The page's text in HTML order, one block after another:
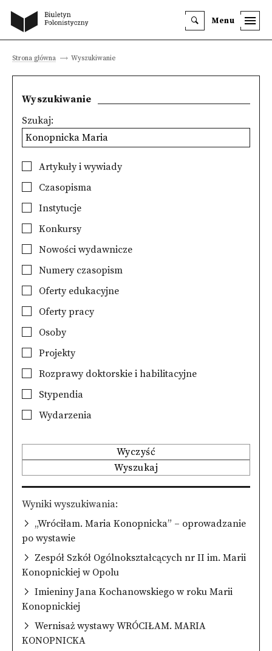
Menu
Strona główna Wyszukiwanie
Wyszukiwanie
Szukaj:
Artykuły i wywiady
Czasopisma
Instytucje
Konkursy
Nowości wydawnicze
Numery czasopism
Oferty edukacyjne
Oferty pracy
Osoby
Projekty
Rozprawy doktorskie i habilitacyjne
Stypendia
Wydarzenia
Wyczyść
Wyszukaj
Wyniki wyszukiwania
„Wróciłam. Maria Konopnicka” – oprowadzanie
po wystawie
Zespół Szkół Ogólnokształcących nr II im. Marii
Konopnickiej w Opolu
Imieniny Jana Kochanowskiego w roku Marii
Konopnickiej
Wernisaż wystawy WRÓCIŁAM. MARIA
KONOPNICKA